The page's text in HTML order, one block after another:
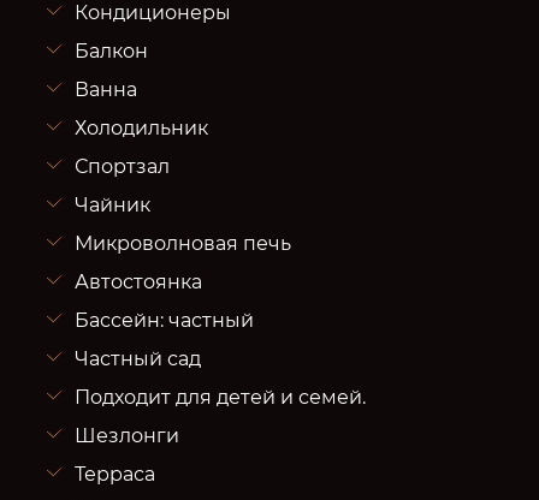
Кондиционеры
Балкон
Ванна
Холодильник
Спортзал
Чайник
Микроволновая печь
Автостоянка
Бассейн: частный
Частный сад
Подходит для детей и семей.
Шезлонги
Терраса